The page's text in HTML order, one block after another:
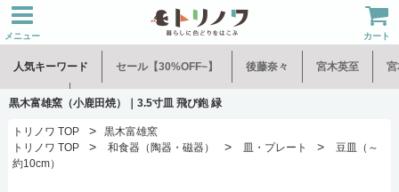
メニュー カート
人気キーワード セール【30%OFF~】 後藤奈々 宮木英至 宮
水谷和音 児玉修治
黒木富雄窯（小鹿田焼）｜3.5寸皿 飛び鉋 緑
トリノワ TOP >
黒木富雄窯
トリノワ TOP
> 和食器（陶器・磁器） > 皿・プレート >
豆皿（～
約10cm）